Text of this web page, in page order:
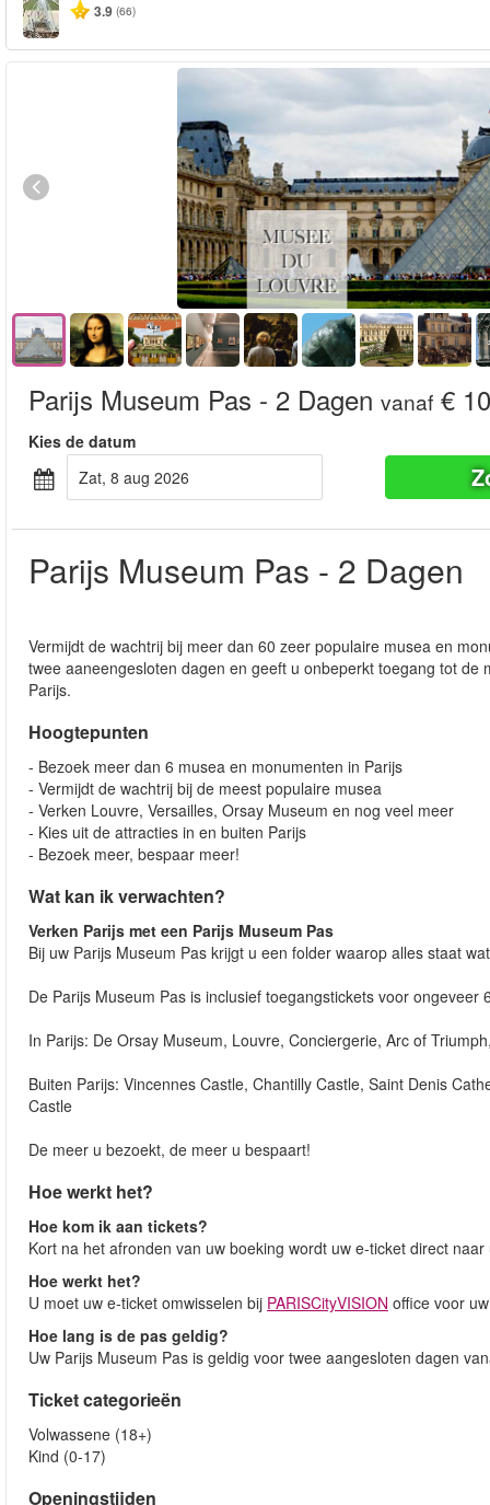
3.9 (66)
Parijs Museum Pas - 2 Dagen vanaf €
Kies de datum
zat, 8 aug 2026
Parijs Museum Pas - 2 Dagen
Vermijdt de wachtrij bij meer dan 60 zeer populaire musea en
twee aaneengesloten dagen en geeft u onbeperkt toegang tot
Parijs.
Hoogtepunten
- Bezoek meer dan 6 musea en monumenten in Parijs
- Vermijdt de wachtrij bij de meest populaire musea
- Verken Louvre, Versailles, Orsay Museum en nog veel meer
- Kies uit de attracties in en buiten Parijs
- Bezoek meer, bespaar meer!
Wat kan ik verwachten?
Verken Parijs met een Parijs Museum Pas
Bij uw Parijs Museum Pas krijgt u een folder waarop alles staat
De Parijs Museum Pas is inclusief toegangstickets voor
In Parijs: De Orsay Museum, Louvre, Conciergerie, Arc of
Buiten Parijs: Vincennes Castle, Chantilly Castle, Saint Denis
Castle
De meer u bezoekt, de meer u bespaart!
Hoe werkt het?
Hoe kom ik aan tickets?
Kort na het afronden van uw boeking wordt uw e-ticket direct
Hoe werkt het?
U moet uw e-ticket omwisselen bij PARISCityVISION office voor
Hoe lang is de pas geldig?
Uw Parijs Museum Pas is geldig voor twee aangesloten dagen
Ticket categorieën
Volwassene (18+)
Kind (0-17)
Openingstijden